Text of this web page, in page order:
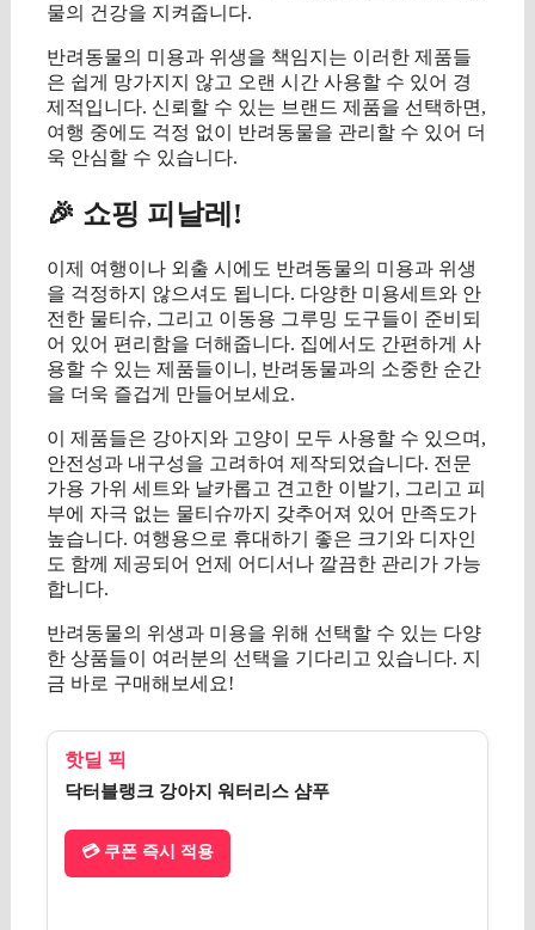
물의 건강을 지켜줍니다.
반려동물의 미용과 위생을 책임지는 이러한 제품들
은 쉽게 망가지지 않고 오랜 시간 사용할 수 있어 경
제적입니다. 신뢰할 수 있는 브랜드 제품을 선택하면,
여행 중에도 걱정 없이 반려동물을 관리할 수 있어 더
욱 안심할 수 있습니다.
🎉 쇼핑 피날레!
이제 여행이나 외출 시에도 반려동물의 미용과 위생
을 걱정하지 않으셔도 됩니다. 다양한 미용세트와 안
전한 물티슈, 그리고 이동용 그루밍 도구들이 준비되
어 있어 편리함을 더해줍니다. 집에서도 간편하게 사
용할 수 있는 제품들이니, 반려동물과의 소중한 순간
을 더욱 즐겁게 만들어보세요.
이 제품들은 강아지와 고양이 모두 사용할 수 있으며,
안전성과 내구성을 고려하여 제작되었습니다. 전문
가용 가위 세트와 날카롭고 견고한 이발기, 그리고 피
부에 자극 없는 물티슈까지 갖추어져 있어 만족도가
높습니다. 여행용으로 휴대하기 좋은 크기와 디자인
도 함께 제공되어 언제 어디서나 깔끔한 관리가 가능
합니다.
반려동물의 위생과 미용을 위해 선택할 수 있는 다양
한 상품들이 여러분의 선택을 기다리고 있습니다. 지
금 바로 구매해보세요!
핫딜 픽
닥터블랭크 강아지 워터리스 샴푸
💳 쿠폰 즉시 적용